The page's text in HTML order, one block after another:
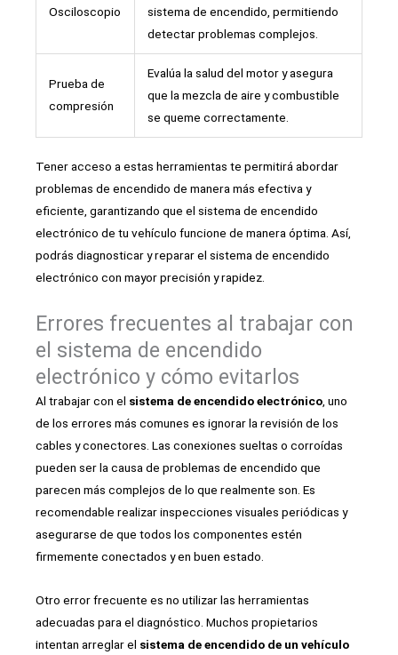
Osciloscopio
sistema de encendido, permitiendo
detectar problemas complejos.
Prueba de
compresión
Evalúa la salud del motor y asegura
que la mezcla de aire y combustible
se queme correctamente.
Tener acceso a estas herramientas te permitirá abordar
problemas de encendido de manera más efectiva y
eficiente, garantizando que el sistema de encendido
electrónico de tu vehículo funcione de manera óptima. Así,
podrás diagnosticar y reparar el sistema de encendido
electrónico con mayor precisión y rapidez.
Errores frecuentes al trabajar con
el sistema de encendido
electrónico y cómo evitarlos
Al trabajar con el sistema de encendido electrónico , uno
de los errores más comunes es ignorar la revisión de los
cables y conectores. Las conexiones sueltas o corroídas
pueden ser la causa de problemas de encendido que
parecen más complejos de lo que realmente son. Es
recomendable realizar inspecciones visuales periódicas y
asegurarse de que todos los componentes estén
firmemente conectados y en buen estado.
Otro error frecuente es no utilizar las herramientas
adecuadas para el diagnóstico. Muchos propietarios
intentan arreglar el sistema de encendido de un vehículo